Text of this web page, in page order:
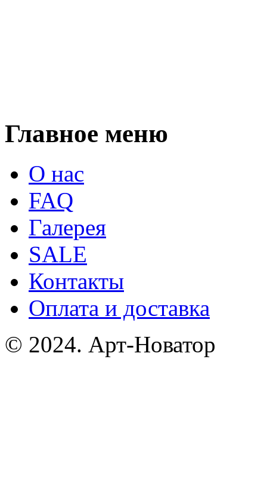
Главное меню
О нас
FAQ
Галерея
SALE
Контакты
Оплата и доставка
© 2024. Арт-Новатор